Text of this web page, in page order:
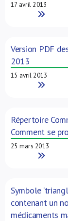
17 avril 2013
Read More
Version PDF
2013
15 avril 2013
Read More
Répertoire
Comment se
25 mars 2013
Read More
Symbole
contenant un
médicaments